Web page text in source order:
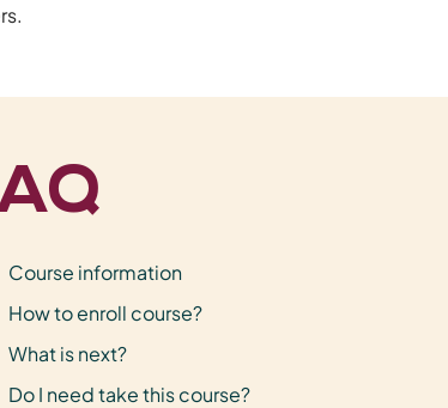
Course information
How to enroll course?
What is next?
Do I need take this course?